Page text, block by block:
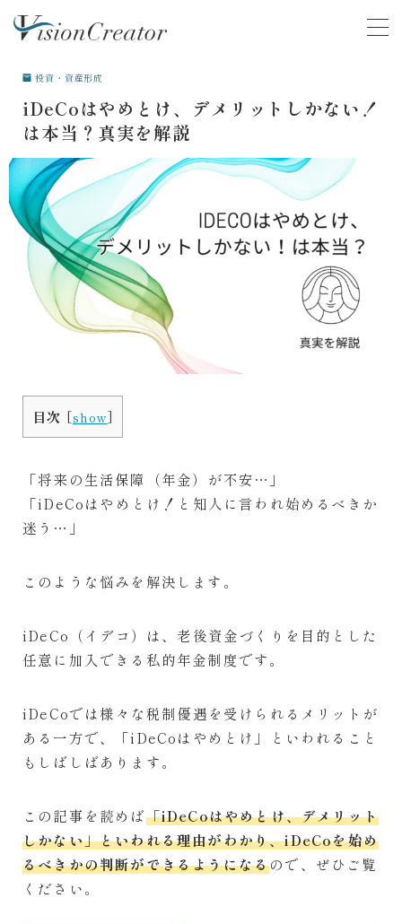
COMPANY 会社について
ACTIVITY 活動
SERVICE サービス
VOICE お客様の声
マネースクール卒業生の声
就活支援スクール卒業生の声
CONTACT お問い合わせ
投資・資産形成
iDeCoはやめとけ、デメリットしかない！
は本当？真実を解説
目次 [show]
「将来の生活保障（年金）が不安…」
「iDeCoはやめとけ！と知人に言われ始めるべきか
迷う…」
このような悩みを解決します。
iDeCo（イデコ）は、老後資金づくりを目的とした
任意に加入できる私的年金制度です。
iDeCoでは様々な税制優遇を受けられるメリットが
ある一方で、「iDeCoはやめとけ」といわれること
もしばしばあります。
この記事を読めば「iDeCoはやめとけ、デメリット
しかない」といわれる理由がわかり、iDeCoを始め
るべきかの判断ができるようになるので、ぜひご覧
ください。